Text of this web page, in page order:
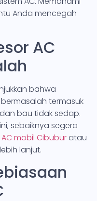
Anda mencegah
AC
bahwa
termasuk
bau tidak sedap.
sebaiknya segera
mobil Cibuburatau
lanjut.